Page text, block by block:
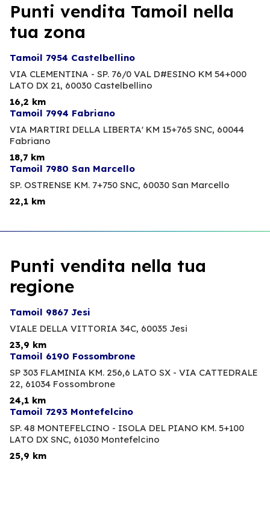
Punti vendita Tamoil nella
tua zona
Tamoil 7954 Castelbellino
VIA CLEMENTINA - SP. 76/0 VAL D#ESINO KM 54+000
LATO DX 21, 60030 Castelbellino
16,2 km
Tamoil 7994 Fabriano
VIA MARTIRI DELLA LIBERTA' KM 15+765 SNC, 60044
Fabriano
18,7 km
Tamoil 7980 San Marcello
SP. OSTRENSE KM. 7+750 SNC, 60030 San Marcello
22,1 km
Punti vendita nella tua
regione
Tamoil 9867 Jesi
VIALE DELLA VITTORIA 34C, 60035 Jesi
23,9 km
Tamoil 6190 Fossombrone
SP 303 FLAMINIA KM. 256,6 LATO SX - VIA CATTEDRALE
22, 61034 Fossombrone
24,1 km
Tamoil 7293 Montefelcino
SP. 48 MONTEFELCINO - ISOLA DEL PIANO KM. 5+100
LATO DX SNC, 61030 Montefelcino
25,9 km